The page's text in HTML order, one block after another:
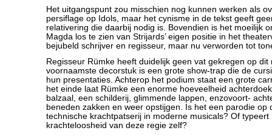
Het uitgangspunt zou misschien nog kunnen werken als
persiflage op Idols, maar het cynisme in de tekst geeft
relativering die daarbij nodig is. Bovendien is het moeilijk
Magda los te zien van Strijards’ eigen positie in het
bejubeld schrijver en regisseur, maar nu verworden tot
Regisseur Rümke heeft duidelijk geen vat gekregen op dit
voornaamste decorstuk is een grote show-trap die de
hun presentaties. Achterop het podium staat een grote
het einde laat Rümke een enorme hoeveelheid
balzaal, een schilderij, glimmende lappen, enzovoort-
beneden zakken en weer opstijgen. Is het een parodie op
technische krachtpatserij in moderne musicals? Of typeert
krachteloosheid van deze regie zelf?